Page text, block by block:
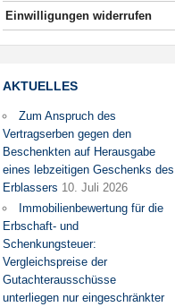
Einwilligungen widerrufen
AKTUELLES
Zum Anspruch des
Vertragserben gegen den
Beschenkten auf Herausgabe
eines lebzeitigen Geschenks des
Erblassers 10. Juli 2026
Immobilienbewertung für die
Erbschaft- und
Schenkungsteuer:
Vergleichspreise der
Gutachterausschüsse
unterliegen nur eingeschränkter